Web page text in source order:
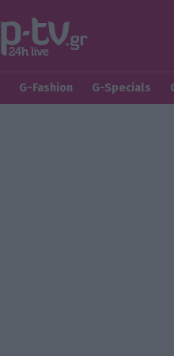
G-Fashion G-Specials